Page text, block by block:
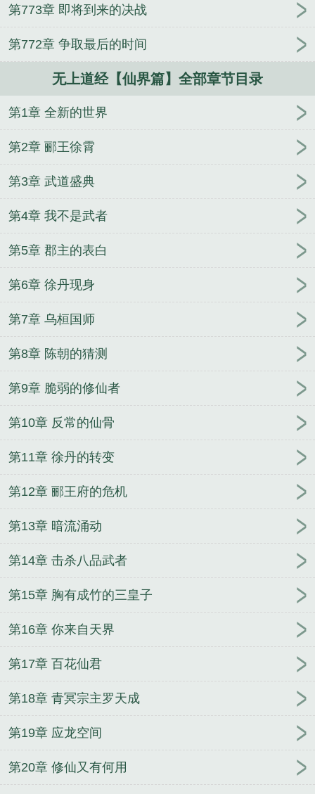
第773章 即将到来的决战
第772章 争取最后的时间
无上道经【仙界篇】全部章节目录
第1章 全新的世界
第2章 郦王徐霄
第3章 武道盛典
第4章 我不是武者
第5章 郡主的表白
第6章 徐丹现身
第7章 乌桓国师
第8章 陈朝的猜测
第9章 脆弱的修仙者
第10章 反常的仙骨
第11章 徐丹的转变
第12章 郦王府的危机
第13章 暗流涌动
第14章 击杀八品武者
第15章 胸有成竹的三皇子
第16章 你来自天界
第17章 百花仙君
第18章 青冥宗主罗天成
第19章 应龙空间
第20章 修仙又有何用